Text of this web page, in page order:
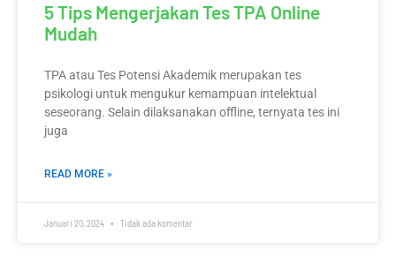
5 Tips Mengerjakan Tes TPA Online
Mudah
TPA atau Tes Potensi Akademik merupakan tes
psikologi untuk mengukur kemampuan intelektual
seseorang. Selain dilaksanakan offline, ternyata tes ini
juga
READ MORE »
Januari 20, 2024 Tidak ada komentar